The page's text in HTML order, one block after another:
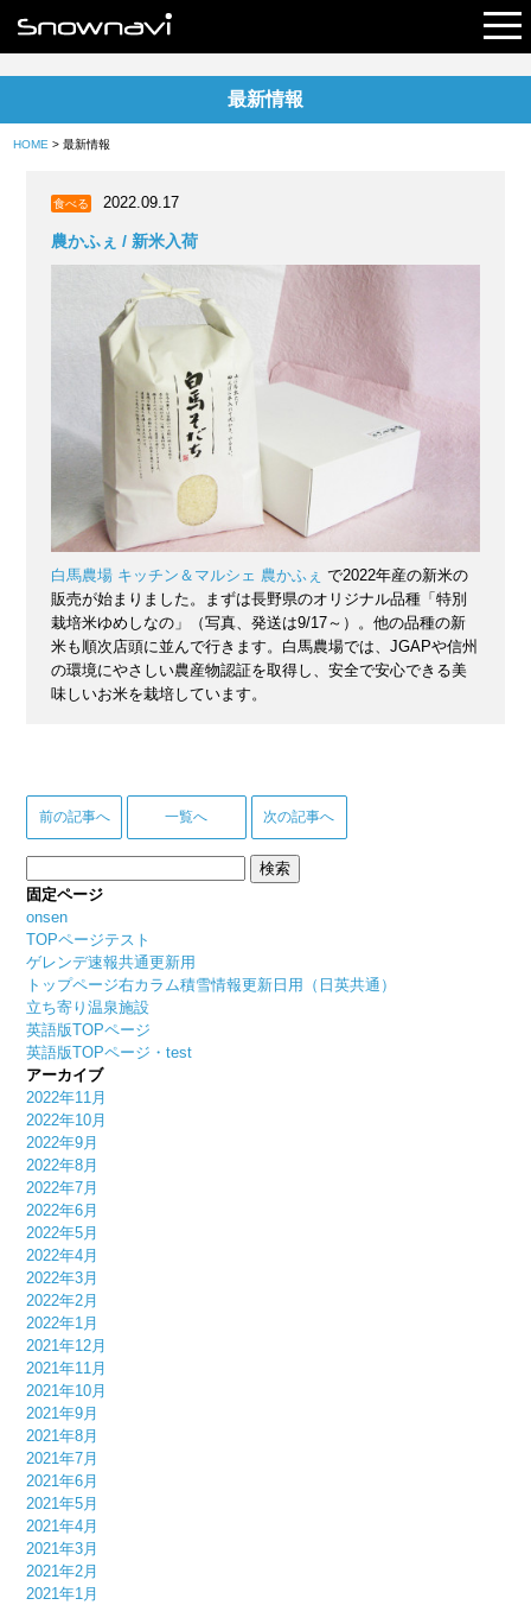
最新情報
HOME > 最新情報
食べる 2022.09.17
農かふぇ / 新米入荷
白馬農場 キッチン＆マルシェ 農かふぇ で2022年産の新米の
販売が始まりました。まずは長野県のオリジナル品種「特別
栽培米ゆめしなの」（写真、発送は9/17～）。他の品種の新
米も順次店頭に並んで行きます。白馬農場では、JGAPや信州
の環境にやさしい農産物認証を取得し、安全で安心できる美
味しいお米を栽培しています。
前の記事へ 一覧へ 次の記事へ
索:
固定ページ
onsen
TOPページテスト
ゲレンデ速報共通更新用
トップページ右カラム積雪情報更新日用（日英共通）
立ち寄り温泉施設
英語版TOPページ
英語版TOPページ・test
アーカイブ
2022年11月
2022年10月
2022年9月
2022年8月
2022年7月
2022年6月
2022年5月
2022年4月
2022年3月
2022年2月
2022年1月
2021年12月
2021年11月
2021年10月
2021年9月
2021年8月
2021年7月
2021年6月
2021年5月
2021年4月
2021年3月
2021年2月
2021年1月